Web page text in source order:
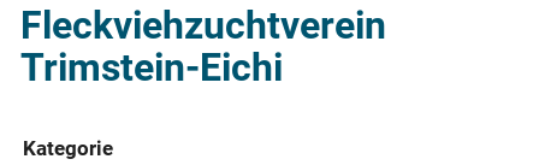
Fleckviehzuchtverein
Trimstein-Eichi
Kategorie